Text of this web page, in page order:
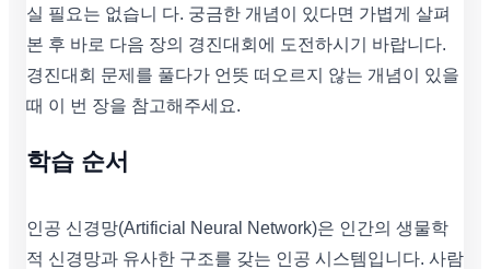
실 필요는 없습니 다. 궁금한 개념이 있다면 가볍게 살펴
본 후 바로 다음 장의 경진대회에 도전하시기 바랍니다.
경진대회 문제를 풀다가 언뜻 떠오르지 않는 개념이 있을
때 이 번 장을 참고해주세요.
학습 순서
인공 신경망(Artificial Neural Network)은 인간의 생물학
적 신경망과 유사한 구조를 갖는 인공 시스템입니다. 사람